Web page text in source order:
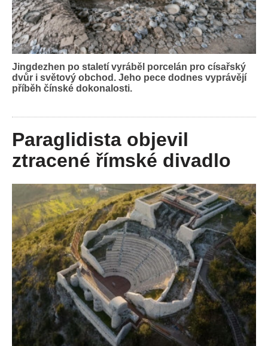
Jingdezhen po staletí vyráběl porcelán pro císařský
dvůr i světový obchod. Jeho pece dodnes vyprávějí
příběh čínské dokonalosti.
Paraglidista objevil
ztracené římské divadlo